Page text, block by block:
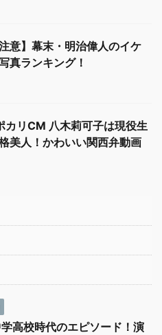
注意】幕末・明治偉人のイケ
真ランキング！
カリCM 八木莉可子は現役生
美人！かわいい関西弁動画
高校時代のエピソード！演